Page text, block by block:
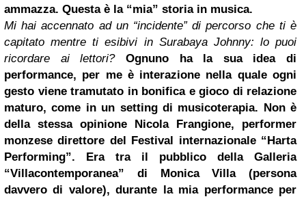
ammazza. Questa è la “mia” storia in musica.
Mi hai accennato ad un “incidente” di percorso che ti è
capitato mentre ti esibivi in Surabaya Johnny: lo puoi
ricordare ai lettori?
Ognuno ha la sua idea di
performance, per me è interazione nella quale ogni
gesto viene tramutato in bonifica e gioco di relazione
maturo, come in un setting di musicoterapia. Non è
della stessa opinione Nicola Frangione, performer
monzese direttore del Festival internazionale “Harta
Performing”. Era tra il pubblico della Galleria
“Villacontemporanea” di Monica Villa (persona
davvero di valore), durante la mia performance per